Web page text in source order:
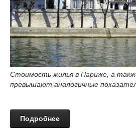
Стоимость жилья в Париже, а
превышают аналогичные
Подробнее